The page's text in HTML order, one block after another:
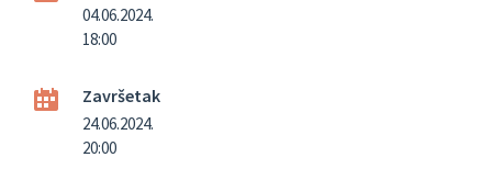
04.06.2024.
18:00
Završetak
24.06.2024.
20:00